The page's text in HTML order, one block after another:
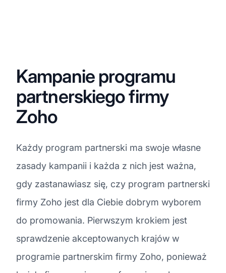
Kampanie programu
partnerskiego firmy
Zoho
Każdy program partnerski ma swoje własne
zasady kampanii i każda z nich jest ważna,
gdy zastanawiasz się, czy program partnerski
firmy Zoho jest dla Ciebie dobrym wyborem
do promowania. Pierwszym krokiem jest
sprawdzenie akceptowanych krajów w
programie partnerskim firmy Zoho, ponieważ